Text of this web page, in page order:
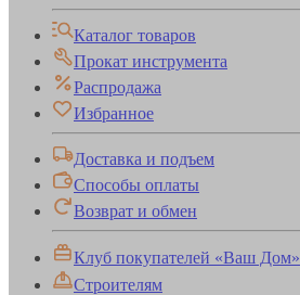
Каталог товаров
Прокат инструмента
Распродажа
Избранное
Доставка и подъем
Способы оплаты
Возврат и обмен
Клуб покупателей «Ваш Дом»
Строителям